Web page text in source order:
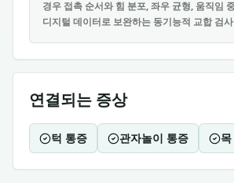
경우 접촉 순서와 힘 분포, 좌우 균형, 움직임
디지털 데이터로 보완하는 동기능적 교합 검
연결되는 증상
턱 통증 관자놀이 통증